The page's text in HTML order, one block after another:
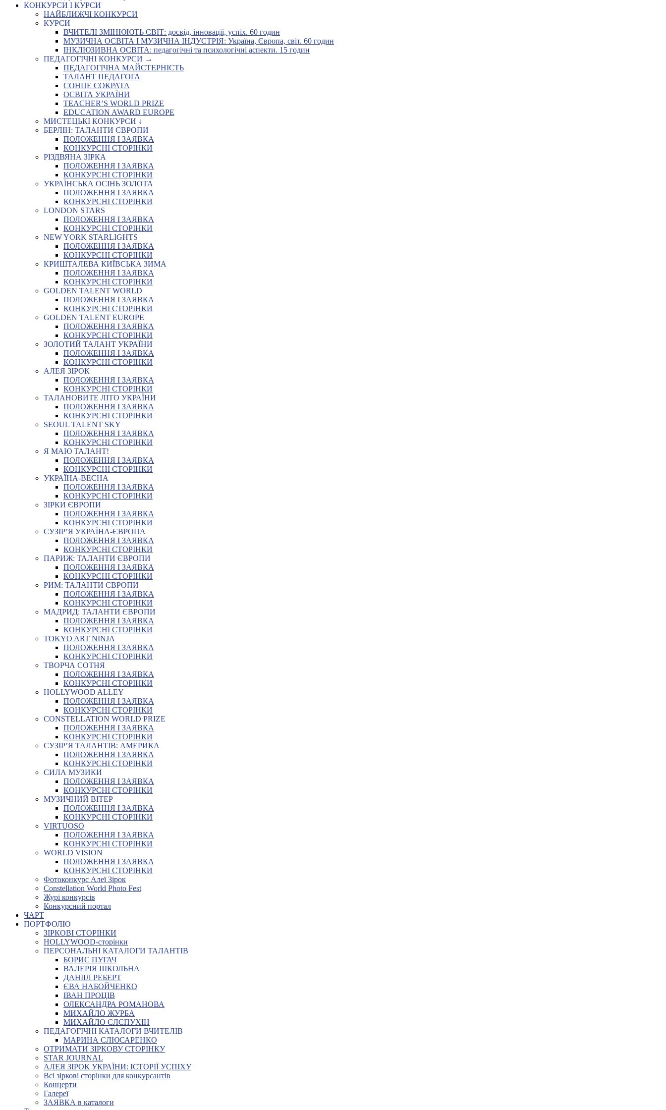
КОНКУРСИ І КУРСИ
НАЙБЛИЖЧІ КОНКУРСИ
КУРСИ
ВЧИТЕЛІ ЗМІНЮЮТЬ СВІТ: досвід, інновації, успіх. 60 годин
МУЗИЧНА ОСВІТА І МУЗИЧНА ІНДУСТРІЯ: Україна, Європа, світ. 60 годин
ІНКЛЮЗИВНА ОСВІТА: педагогічні та психологічні аспекти. 15 годин
ПЕДАГОГІЧНІ КОНКУРСИ →
ПЕДАГОГІЧНА МАЙСТЕРНІСТЬ
ТАЛАНТ ПЕДАГОГА
СОНЦЕ СОКРАТА
ОСВІТА УКРАЇНИ
TEACHER’S WORLD PRIZE
EDUCATION AWARD EUROPE
МИСТЕЦЬКІ КОНКУРСИ ↓
БЕРЛІН: ТАЛАНТИ ЄВРОПИ
ПОЛОЖЕННЯ І ЗАЯВКА
КОНКУРСНІ СТОРІНКИ
РІЗДВЯНА ЗІРКА
ПОЛОЖЕННЯ І ЗАЯВКА
КОНКУРСНІ СТОРІНКИ
УКРАЇНСЬКА ОСІНЬ ЗОЛОТА
ПОЛОЖЕННЯ І ЗАЯВКА
КОНКУРСНІ СТОРІНКИ
LONDON STARS
ПОЛОЖЕННЯ І ЗАЯВКА
КОНКУРСНІ СТОРІНКИ
NEW YORK STARLIGHTS
ПОЛОЖЕННЯ І ЗАЯВКА
КОНКУРСНІ СТОРІНКИ
КРИШТАЛЕВА КИЇВСЬКА ЗИМА
ПОЛОЖЕННЯ І ЗАЯВКА
КОНКУРСНІ СТОРІНКИ
GOLDEN TALENT WORLD
ПОЛОЖЕННЯ І ЗАЯВКА
КОНКУРСНІ СТОРІНКИ
GOLDEN TALENT EUROPE
ПОЛОЖЕННЯ І ЗАЯВКА
КОНКУРСНІ СТОРІНКИ
ЗОЛОТИЙ ТАЛАНТ УКРАЇНИ
ПОЛОЖЕННЯ І ЗАЯВКА
КОНКУРСНІ СТОРІНКИ
АЛЕЯ ЗІРОК
ПОЛОЖЕННЯ І ЗАЯВКА
КОНКУРСНІ СТОРІНКИ
ТАЛАНОВИТЕ ЛІТО УКРАЇНИ
ПОЛОЖЕННЯ І ЗАЯВКА
КОНКУРСНІ СТОРІНКИ
SEOUL TALENT SKY
ПОЛОЖЕННЯ І ЗАЯВКА
КОНКУРСНІ СТОРІНКИ
Я МАЮ ТАЛАНТ!
ПОЛОЖЕННЯ І ЗАЯВКА
КОНКУРСНІ СТОРІНКИ
УКРАЇНА-ВЕСНА
ПОЛОЖЕННЯ І ЗАЯВКА
КОНКУРСНІ СТОРІНКИ
ЗІРКИ ЄВРОПИ
ПОЛОЖЕННЯ І ЗАЯВКА
КОНКУРСНІ СТОРІНКИ
СУЗІР’Я УКРАЇНА-ЄВРОПА
ПОЛОЖЕННЯ І ЗАЯВКА
КОНКУРСНІ СТОРІНКИ
ПАРИЖ: ТАЛАНТИ ЄВРОПИ
ПОЛОЖЕННЯ І ЗАЯВКА
КОНКУРСНІ СТОРІНКИ
РИМ: ТАЛАНТИ ЄВРОПИ
ПОЛОЖЕННЯ І ЗАЯВКА
КОНКУРСНІ СТОРІНКИ
МАДРИД: ТАЛАНТИ ЄВРОПИ
ПОЛОЖЕННЯ І ЗАЯВКА
КОНКУРСНІ СТОРІНКИ
TOKYO ART NINJA
ПОЛОЖЕННЯ І ЗАЯВКА
КОНКУРСНІ СТОРІНКИ
ТВОРЧА СОТНЯ
ПОЛОЖЕННЯ І ЗАЯВКА
КОНКУРСНІ СТОРІНКИ
HOLLYWOOD ALLEY
ПОЛОЖЕННЯ І ЗАЯВКА
КОНКУРСНІ СТОРІНКИ
CONSTELLATION WORLD PRIZE
ПОЛОЖЕННЯ І ЗАЯВКА
КОНКУРСНІ СТОРІНКИ
СУЗІР’Я ТАЛАНТІВ: АМЕРИКА
ПОЛОЖЕННЯ І ЗАЯВКА
КОНКУРСНІ СТОРІНКИ
СИЛА МУЗИКИ
ПОЛОЖЕННЯ І ЗАЯВКА
КОНКУРСНІ СТОРІНКИ
МУЗИЧНИЙ ВІТЕР
ПОЛОЖЕННЯ І ЗАЯВКА
КОНКУРСНІ СТОРІНКИ
VIRTUOSO
ПОЛОЖЕННЯ І ЗАЯВКА
КОНКУРСНІ СТОРІНКИ
WORLD VISION
ПОЛОЖЕННЯ І ЗАЯВКА
КОНКУРСНІ СТОРІНКИ
Фотоконкурс Алеї Зірок
Constellation World Photo Fest
Журі конкурсів
Конкурсний портал
ЧАРТ
ПОРТФОЛІО
ЗІРКОВІ СТОРІНКИ
HOLLYWOOD-сторінки
ПЕРСОНАЛЬНІ КАТАЛОГИ ТАЛАНТІВ
БОРИС ПУГАЧ
ВАЛЕРІЯ ШКОЛЬНА
ДАНІІЛ РЕБЕРТ
ЄВА НАБОЙЧЕНКО
ІВАН ПРОЦІВ
ОЛЕКСАНДРА РОМАНОВА
МИХАЙЛО ЖУРБА
МИХАЙЛО СЛЄПУХІН
ПЕДАГОГІЧНІ КАТАЛОГИ ВЧИТЕЛІВ
МАРИНА СЛЮСАРЕНКО
ОТРИМАТИ ЗІРКОВУ СТОРІНКУ
STAR JOURNAL
АЛЕЯ ЗІРОК УКРАЇНИ: ІСТОРІЇ УСПІХУ
Всі зіркові сторінки для конкурсантів
Концерти
Галереї
ЗАЯВКА в каталоги